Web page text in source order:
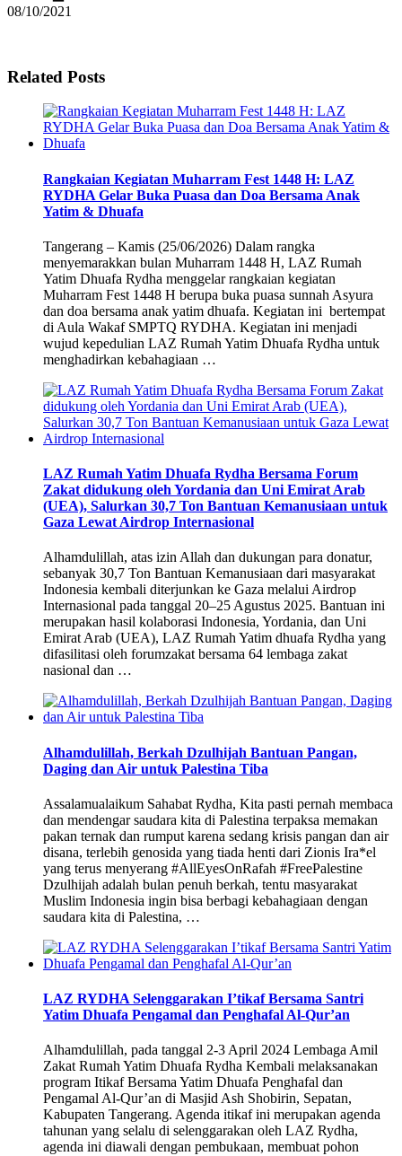
08/10/2021
Related Posts
Rangkaian Kegiatan Muharram Fest 1448 H: LAZ
RYDHA Gelar Buka Puasa dan Doa Bersama Anak
Yatim & Dhuafa
Tangerang – Kamis (25/06/2026) Dalam rangka
menyemarakkan bulan Muharram 1448 H, LAZ Rumah
Yatim Dhuafa Rydha menggelar rangkaian kegiatan
Muharram Fest 1448 H berupa buka puasa sunnah Asyura
dan doa bersama anak yatim dhuafa. Kegiatan ini bertempat
di Aula Wakaf SMPTQ RYDHA. Kegiatan ini menjadi
wujud kepedulian LAZ Rumah Yatim Dhuafa Rydha untuk
menghadirkan kebahagiaan …
LAZ Rumah Yatim Dhuafa Rydha Bersama Forum
Zakat didukung oleh Yordania dan Uni Emirat Arab
(UEA), Salurkan 30,7 Ton Bantuan Kemanusiaan untuk
Gaza Lewat Airdrop Internasional
Alhamdulillah, atas izin Allah dan dukungan para donatur,
sebanyak 30,7 Ton Bantuan Kemanusiaan dari masyarakat
Indonesia kembali diterjunkan ke Gaza melalui Airdrop
Internasional pada tanggal 20–25 Agustus 2025. Bantuan ini
merupakan hasil kolaborasi Indonesia, Yordania, dan Uni
Emirat Arab (UEA), LAZ Rumah Yatim dhuafa Rydha yang
difasilitasi oleh forumzakat bersama 64 lembaga zakat
nasional dan …
Alhamdulillah, Berkah Dzulhijah Bantuan Pangan,
Daging dan Air untuk Palestina Tiba
Assalamualaikum Sahabat Rydha, Kita pasti pernah membaca
dan mendengar saudara kita di Palestina terpaksa memakan
pakan ternak dan rumput karena sedang krisis pangan dan air
disana, terlebih genosida yang tiada henti dari Zionis Ira*el
yang terus menyerang #AllEyesOnRafah #FreePalestine
Dzulhijah adalah bulan penuh berkah, tentu masyarakat
Muslim Indonesia ingin bisa berbagi kebahagiaan dengan
saudara kita di Palestina, …
LAZ RYDHA Selenggarakan I’tikaf Bersama Santri
Yatim Dhuafa Pengamal dan Penghafal Al-Qur’an
Alhamdulillah, pada tanggal 2-3 April 2024 Lembaga Amil
Zakat Rumah Yatim Dhuafa Rydha Kembali melaksanakan
program Itikaf Bersama Yatim Dhuafa Penghafal dan
Pengamal Al-Qur’an di Masjid Ash Shobirin, Sepatan,
Kabupaten Tangerang. Agenda itikaf ini merupakan agenda
tahunan yang selalu di selenggarakan oleh LAZ Rydha,
agenda ini diawali dengan pembukaan, membuat pohon